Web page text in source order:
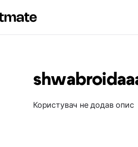
Користувач не додав опис